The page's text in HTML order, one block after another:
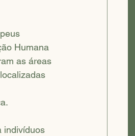
Humana
as áreas
indivíduos